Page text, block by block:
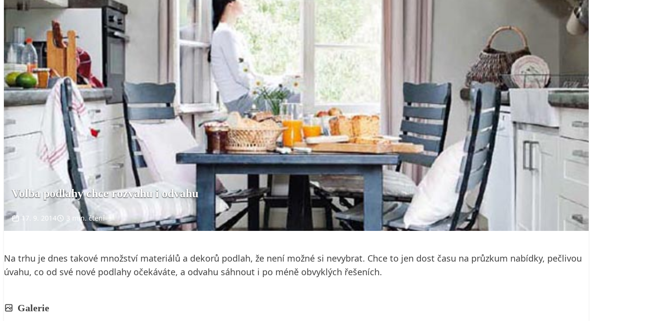
Volba podlahy chce rozvahu i odvahu
17. 9. 2014 3 min. čtení
Na trhu je dnes takové množství materiálů a dekorů podlah, že není možné si nevybrat. Chce to jen dost času na průzkum nabídky, pečlivou
úvahu, co od své nové podlahy očekáváte, a odvahu sáhnout i po méně obvyklých řešeních.
Galerie